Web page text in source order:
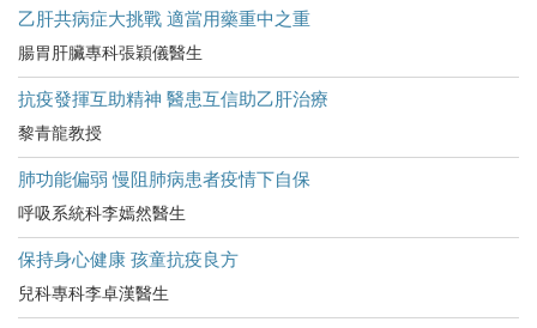
乙肝共病症大挑戰 適當用藥重中之重
腸胃肝臟專科張穎儀醫生
抗疫發揮互助精神 醫患互信助乙肝治療
黎青龍教授
肺功能偏弱 慢阻肺病患者疫情下自保
呼吸系統科李嫣然醫生
保持身心健康 孩童抗疫良方
兒科專科李卓漢醫生